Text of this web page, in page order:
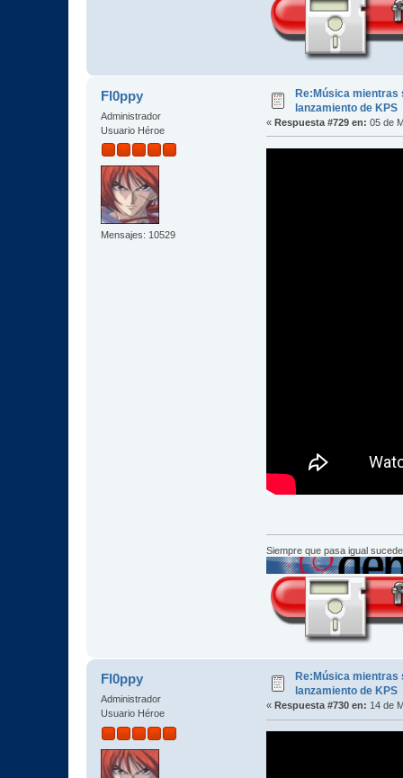
Fl0ppy
Administrador
Usuario Héroe
Mensajes: 10529
Re:Música mientras
lanzamiento de KPS
« Respuesta #729 en: 05 de
Siempre que pasa igual
Fl0ppy
Administrador
Usuario Héroe
Re:Música mientras
lanzamiento de KPS
« Respuesta #730 en: 14 de